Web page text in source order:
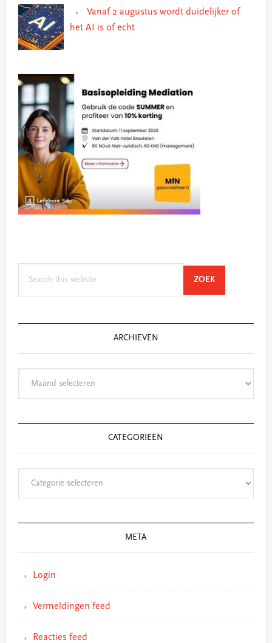
Vanaf 2 augustus wordt duidelijker of
het AI is of echt
ZOEKSEARCH
ARCHIEVEN
CATEGORIEËN
META
Login
Vermeldingen feed
Reacties feed